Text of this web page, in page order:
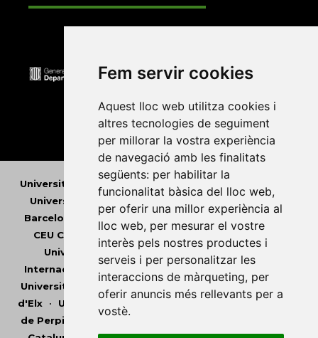
Fem servir cookies
Aquest lloc web utilitza cookies i
altres tecnologies de seguiment
per millorar la vostra experiència
de navegació amb les finalitats
següents: per habilitar la
funcionalitat bàsica del lloc web,
per oferir una millor experiència al
lloc web, per mesurar el vostre
interès pels nostres productes i
serveis i per personalitzar les
interaccions de màrqueting, per
oferir anuncis més rellevants per a
vostè.
Universitat Abat Oliba CEU
Universitat d'Andorra
Universitat Autònoma de
Barcelona
Universitat de Barcelona •
CEU Cardenal Herrera•
Universitat de les Illes Balears
•
Internacional de Catalunya
•
Universitat de Lleida
Universitat Miguel Hernández
d'Elx• Universitat Oberta de Catalunya
Universitat
de Perpinyà Via Domitia